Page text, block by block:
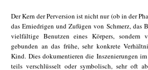
Der Kern der Perversion ist nicht nur (ob in der
das Erniedrigen und Zufügen von Schmerz, das
vielfältige Benutzen eines Körpers, sondern
gebunden an das frühe, sehr konkrete
Kind. Dies dokumentieren die Inszenierungen
teils verschlüsselt oder symbolisch, sehr oft